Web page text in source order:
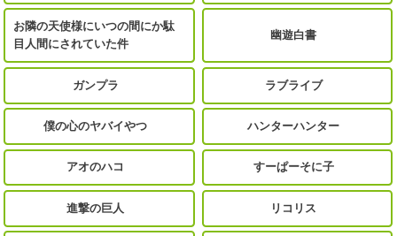
お隣の天使様にいつの間にか駄
目人間にされていた件
幽遊白書
ガンプラ ラブライブ
僕の心のヤバイやつ ハンターハンター
アオのハコ すーぱーそに子
進撃の巨人 リコリス